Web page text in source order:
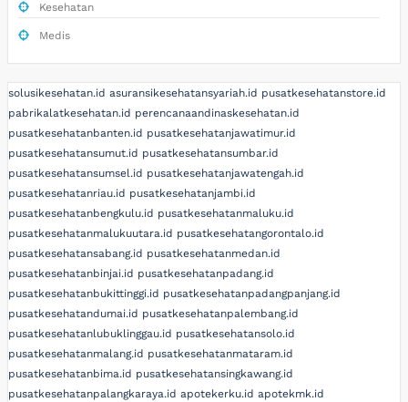
Kesehatan
Medis
solusikesehatan.id asuransikesehatansyariah.id pusatkesehatanstore.id
pabrikalatkesehatan.id perencanaandinaskesehatan.id
pusatkesehatanbanten.id pusatkesehatanjawatimur.id
pusatkesehatansumut.id pusatkesehatansumbar.id
pusatkesehatansumsel.id pusatkesehatanjawatengah.id
pusatkesehatanriau.id pusatkesehatanjambi.id
pusatkesehatanbengkulu.id pusatkesehatanmaluku.id
pusatkesehatanmalukuutara.id pusatkesehatangorontalo.id
pusatkesehatansabang.id pusatkesehatanmedan.id
pusatkesehatanbinjai.id pusatkesehatanpadang.id
pusatkesehatanbukittinggi.id pusatkesehatanpadangpanjang.id
pusatkesehatandumai.id pusatkesehatanpalembang.id
pusatkesehatanlubuklinggau.id pusatkesehatansolo.id
pusatkesehatanmalang.id pusatkesehatanmataram.id
pusatkesehatanbima.id pusatkesehatansingkawang.id
pusatkesehatanpalangkaraya.id apotekerku.id apotekmk.id